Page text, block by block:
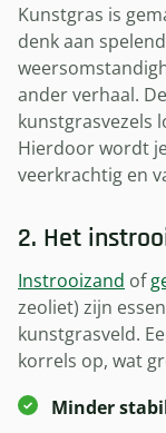
Kunstgras is
denk aan
ander verhaal.
kunstgrasvezels
Hierdoor wordt
veerkrachtig en
2. Het
Instrooizand of
zeoliet) zijn
kunstgrasveld.
korrels op, wat
Minder